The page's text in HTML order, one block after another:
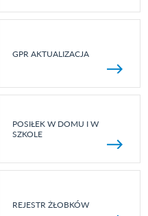
GPR AKTUALIZACJA
POSIŁEK W DOMU I W
SZKOLE
REJESTR ŻŁOBKÓW